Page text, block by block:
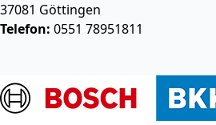
37081 Göttingen
Telefon: 0551 78951811